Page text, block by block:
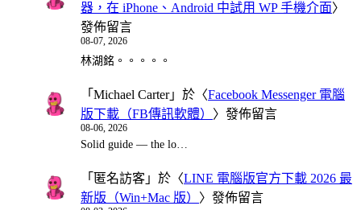
器，在 iPhone、Android 中試用 WP 手機介面〉
發佈留言
08-07, 2026
林湖銘。。。。。
「 Michael Carter」於〈Facebook Messenger 電腦
版下載（FB傳訊軟體） 〉發佈留言
08-06, 2026
Solid guide — the lo…
「 匿名訪客 」於〈LINE 電腦版官方下載 2026 最
新版（Win+Mac 版） 〉發佈留言